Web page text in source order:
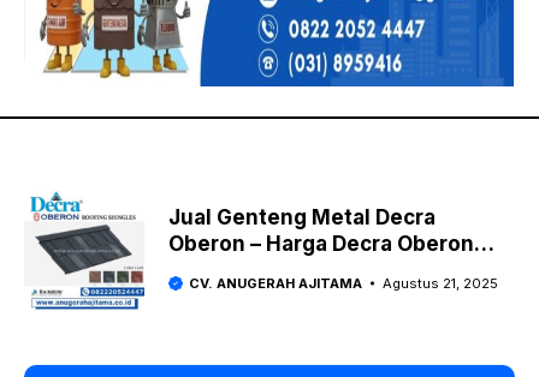
Jual Genteng Metal Decra
Oberon – Harga Decra Oberon
CV. ANUGERAH AJITAMA Agustus 21, 2025